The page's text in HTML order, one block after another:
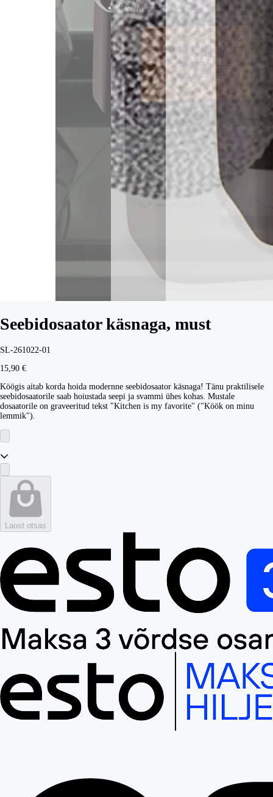
Seebidosaator käsnaga, must
SL-261022-01
15,90 €
Köögis aitab korda hoida modernne seebidosaator käsnaga! Tänu praktilisele
seebidosaatorile saab hoiustada seepi ja svammi ühes kohas. Mustale
dosaatorile on graveeritud tekst "Kitchen is my favorite" ("Köök on minu
lemmik").
Laost otsas